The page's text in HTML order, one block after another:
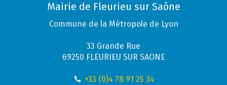
Mairie de Fleurieu sur Saône
Commune de la Métropole de Lyon
33 Grande Rue
69250 FLEURIEU SUR SAONE
+33 (0)4 78 91 25 34